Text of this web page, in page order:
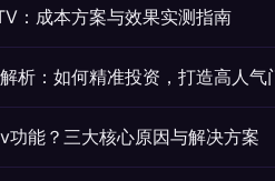
：成本方案与效果实测指南
析：如何精准投资，打造高人气
功能？三大核心原因与解决方案